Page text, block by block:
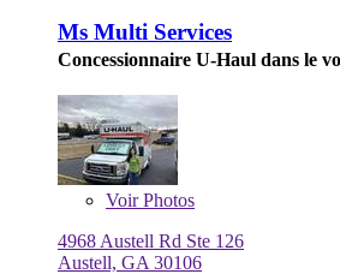
Ms Multi Services
Concessionnaire U-Haul dans le
VoirPhotos
4968 Austell Rd Ste 126
Austell, GA 30106